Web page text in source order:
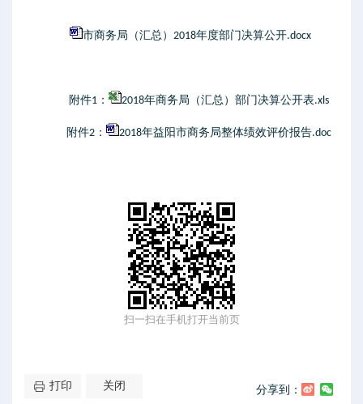
市商务局（汇总）2018年度部门决算公开.docx
附件1： 2018年商务局（汇总）部门决算公开表.xls
附件2： 2018年益阳市商务局整体绩效评价报告.doc
扫一扫在手机打开当前页
打印 关闭 分享到：